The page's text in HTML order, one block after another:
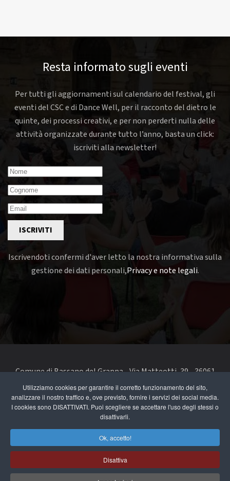
Utilizziamo cookies per garantire il corretto funzionamento del sito,
analizzare il nostro traffico e, ove previsto, fornire i servizi dei social media.
I cookies sono DISATTIVATI. Puoi scegliere se accettare l'uso degli stessi o
disattivarli.
Ok, accetto!
Disattiva
Resta informato sugli eventi
Per tutti gli aggiornamenti sul calendario del festival, gli
eventi del CSC e di Dance Well, per il racconto del dietro le
quinte, dei processi creativi, e per non perderti nulla delle
attività organizzate durante tutto l’anno, basta un click:
iscriviti alla newsletter!
ISCRIVITI
Iscrivendoti confermi d'aver letto la nostra informativa sulla
gestione dei dati personali,Privacy e note legali.
Comune di Bassano del Grappa - Via Matteotti, 39 - 36061
Bassano del Grappa VI - Telefono 0424 519111 - codice fiscale
e partita IVA 00168480242
segnala un problema di accessibilità
accessibilità
Privacy e note legali
Cookie Policy